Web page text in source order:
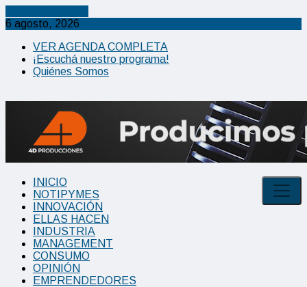
6 agosto, 2026
VER AGENDA COMPLETA
¡Escuchá nuestro programa!
Quiénes Somos
INICIO
NOTIPYMES
INNOVACIÓN
ELLAS HACEN
INDUSTRIA
MANAGEMENT
CONSUMO
OPINIÓN
EMPRENDEDORES